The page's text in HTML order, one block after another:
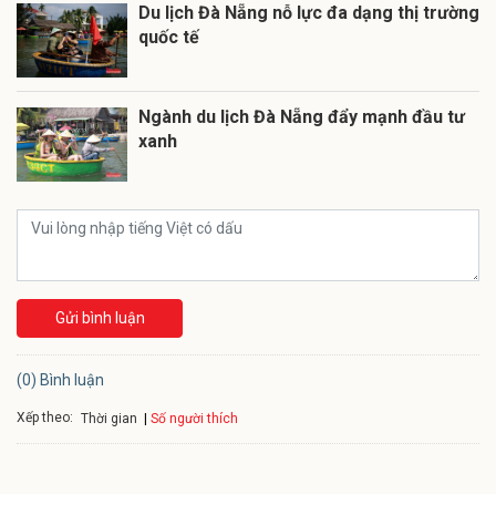
Du lịch Đà Nẵng nỗ lực đa dạng thị trường
quốc tế
Ngành du lịch Đà Nẵng đẩy mạnh đầu tư
xanh
Gửi bình luận
(0) Bình luận
Xếp theo: Thời gian Số người thích